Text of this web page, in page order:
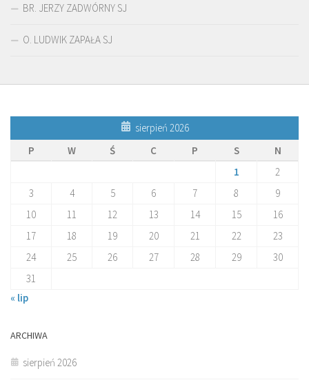
BR. JERZY ZADWÓRNY SJ
O. LUDWIK ZAPAŁA SJ
sierpień 2026
P
W Ś C P S
N
1
2
3
4 5 6 7 8
9
10
11 12 13 14 15
16
17
18 19 20 21 22
23
24
25 26 27 28 29
30
31
« lip
ARCHIWA
sierpień 2026